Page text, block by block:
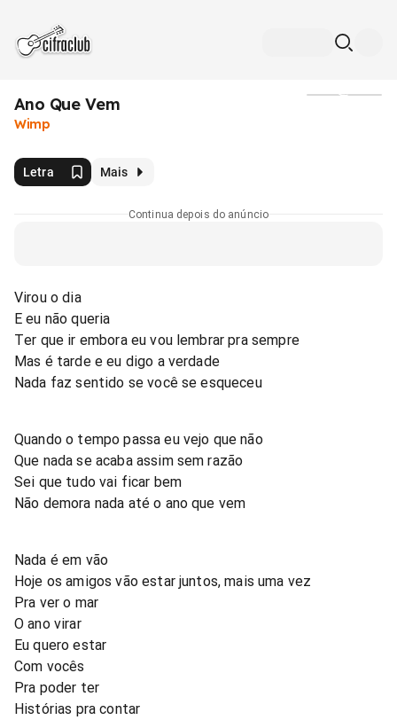
Ano Que Vem
Wimp
Letra Mais
Continua depois do anúncio
Virou o dia
E eu não queria
Ter que ir embora eu vou lembrar pra sempre
Mas é tarde e eu digo a verdade
Nada faz sentido se você se esqueceu
Quando o tempo passa eu vejo que não
Que nada se acaba assim sem razão
Sei que tudo vai ficar bem
Não demora nada até o ano que vem
Nada é em vão
Hoje os amigos vão estar juntos, mais uma vez
Pra ver o mar
O ano virar
Eu quero estar
Com vocês
Pra poder ter
Histórias pra contar